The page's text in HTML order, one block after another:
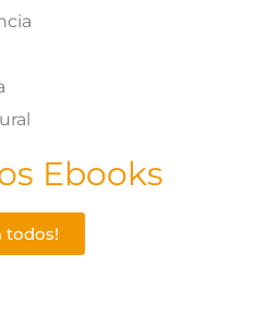
Ebooks
todos!